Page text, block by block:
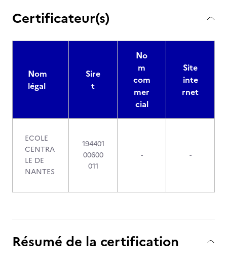
Certificateur(s)
Nom
légal
Sire
t
No
m
com
mer
cial
Site
inte
rnet
ECOLE
CENTRA
LE DE
NANTES
194401
00600
011
- -
Résumé de la certification